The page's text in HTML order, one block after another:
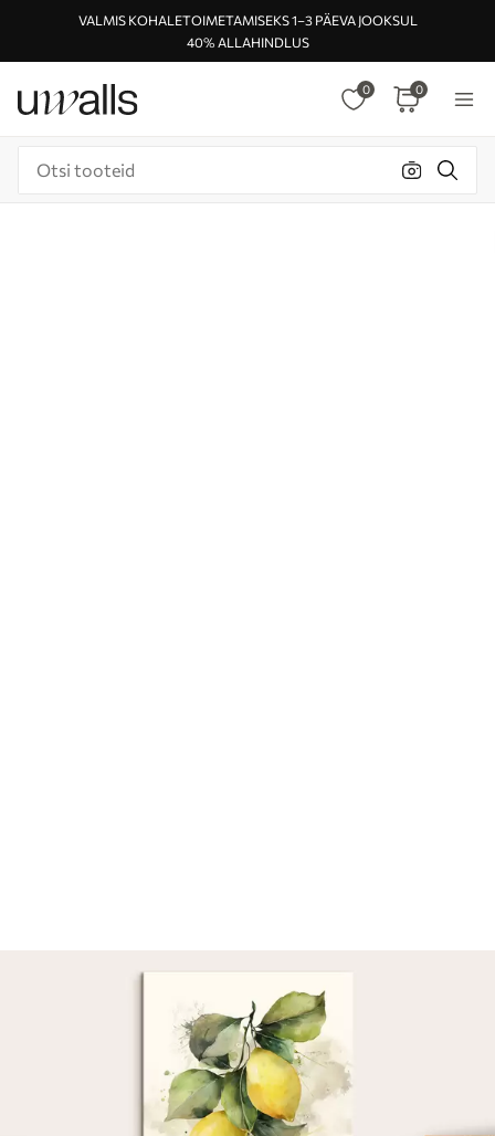
VALMIS KOHALETOIMETAMISEKS 1–3 PÄEVA JOOKSUL
40% ALLAHINDLUS
0 0